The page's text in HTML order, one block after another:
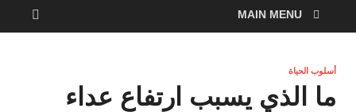
MAIN MENU
أسلوب الحياة
ما الذي يسبب ارتفاع عداء